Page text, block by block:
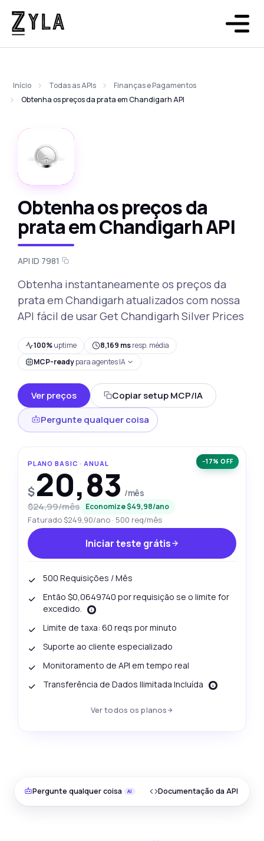
Início Todas as APIs
Finanças e Pagamentos
Obtenha os preços da prata em Chandigarh API
Obtenha os preços da
prata em Chandigarh API
API ID 7981
Obtenha instantaneamente os preços da
prata em Chandigarh atualizados com nossa
API fácil de usar Get Chandigarh Silver Prices
100%uptime 8,169 msresp. média
MCP-readypara agentes IA
Ver preços
Copiar setup MCP/IA
Pergunte qualquer coisa
−17% OFF
PLANO BASIC · ANUAL
$20,83 /mês
$24,99/mês Economize $49,98/ano
Faturado $249,90/ano · 500 req/mês
Iniciar teste grátis
500 Requisições / Mês
Então $0,0649740 por requisição se o limite for
excedido.
Limite de taxa: 60 reqs por minuto
Suporte ao cliente especializado
Monitoramento de API em tempo real
Transferência de Dados Ilimitada Incluída
Ver todos os planos
Pergunte qualquer coisa Documentação da API